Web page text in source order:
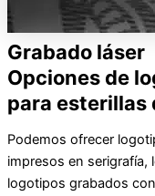
Grabado láser
Opciones de
para esterillas
Podemos ofrecer
impresos en
logotipos grabados